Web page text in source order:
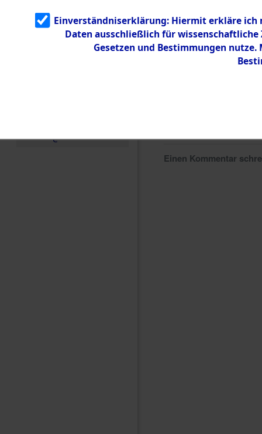
g
5.3.3
Todesmärsch
e
Einen Kommentar
Einverständniserklärung: Hiermit erkläre ich
Daten ausschließlich für
Gesetzen und Bestimmungen